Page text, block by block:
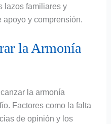
lazos familiares y
apoyo y comprensión.
la Armonía
la armonía
Factores como la falta
de opinión y los